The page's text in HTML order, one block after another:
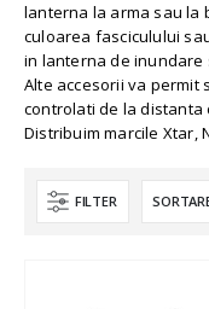
lanterna la arma sau la
culoarea fasciculului
in lanterna de inundare
Alte accesorii va permit
controlati de la
Distribuim marcile Xtar,
FILTER